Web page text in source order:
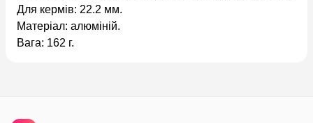
Для кермів: 22.2 мм.
Матеріал: алюміній.
Вага: 162 г.